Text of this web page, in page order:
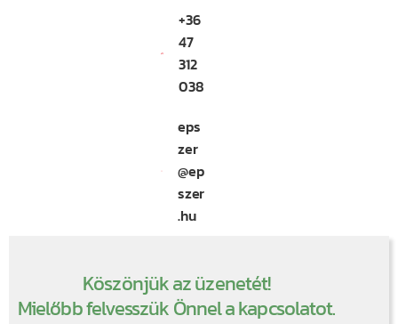
+36
47
312
038
eps
zer
@ep
szer
.hu
Köszönjük az üzenetét!
Mielőbb felvesszük Önnel a kapcsolatot.